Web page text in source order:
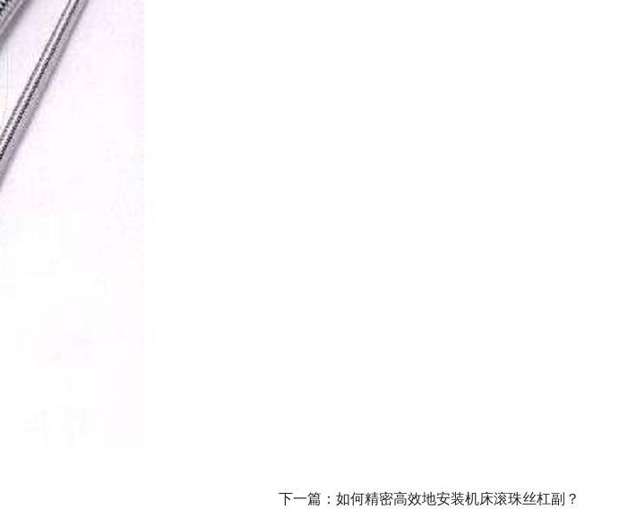
下一篇：如何精密高效地安装机床滚珠丝杠副？